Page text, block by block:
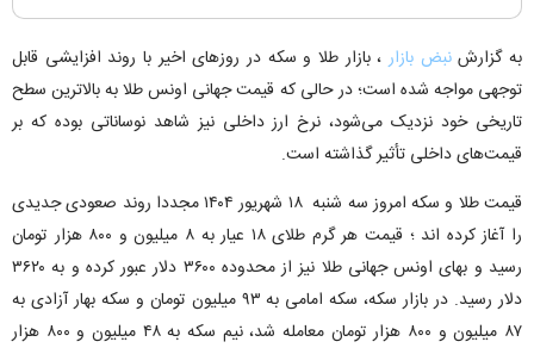
به گزارشنبض بازار، بازار طلا و سکه در روز‌های اخیر با روند افزایشی قابل
توجهی مواجه شده است؛ در حالی که قیمت جهانی اونس طلا به بالاترین سطح
تاریخی خود نزدیک می‌شود، نرخ ارز داخلی نیز شاهد نوساناتی بوده که بر
قیمت‌های داخلی تأثیر گذاشته است.
قیمت طلا و سکه امروز سه شنبه ۱۸ شهریور ۱۴۰۴ مجددا روند صعودی جدیدی
را آغاز کرده اند ؛ قیمت هر گرم طلای ۱۸ عیار به ۸ میلیون و ۸۰۰ هزار تومان
رسید و بهای اونس جهانی طلا نیز از محدوده ۳۶۰۰ دلار عبور کرده و به ۳۶۲۰
دلار رسید. در بازار سکه، سکه امامی به ۹۳ میلیون تومان و سکه بهار آزادی به
۸۷ میلیون و ۸۰۰ هزار تومان معامله شد، نیم سکه به ۴۸ میلیون و ۸۰۰ هزار